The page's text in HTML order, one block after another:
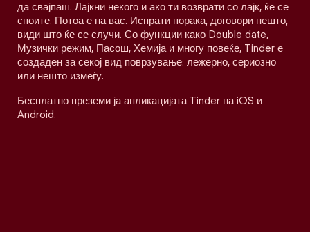
да свајпаш. Лајкни некого и ако ти возврати со лајк, ќе се
споите. Потоа е на вас. Испрати порака, договори нешто,
види што ќе се случи. Со функции како Double date,
Музички режим, Пасош, Хемија и многу повеќе, Tinder е
создаден за секој вид поврзување: лежерно, сериозно
или нешто измеѓу.
Бесплатно преземи ја апликацијата Tinder на iOS и
Android.